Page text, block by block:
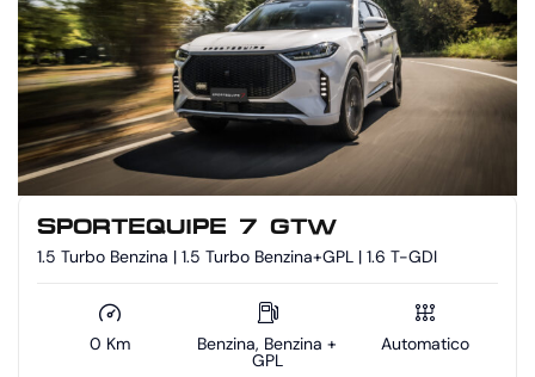
SPORTEQUIPE 7 GTW
1.5 Turbo Benzina | 1.5 Turbo Benzina+GPL | 1.6 T-GDI
0 Km Benzina, Benzina +
GPL
Automatico